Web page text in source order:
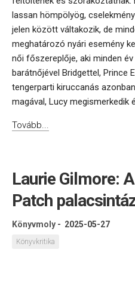
lassan hömpölyög,
jelen között váltakozik, de
meghatározó nyári esemény
női főszereplője, aki minden
barátnőjével Bridgettel, Prince
tengerparti kiruccanás
magával, Lucy megismerkedik
Tovább...
Laurie Gilmore:
Patch
Könyvmoly - 2025-05-27
Könyvkritika